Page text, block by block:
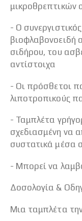
μικροθρεπτικών
- Ο
βιοφλαβονοειδή
σιδήρου, του
αντίστοιχα
- Οι πρόσθετοι
λιποτροπικούς
- Ταμπλέτα
σχεδιασμένη να
συστατικά μέσα
- Μπορεί να
Δοσολογία &
Μια ταμπλέτα